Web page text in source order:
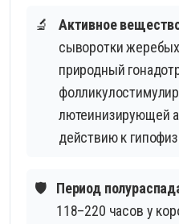
🔬 Активное
сыворотки
природный
лютеинизирующей
действию к
🛡️ Период
118–220 часов у